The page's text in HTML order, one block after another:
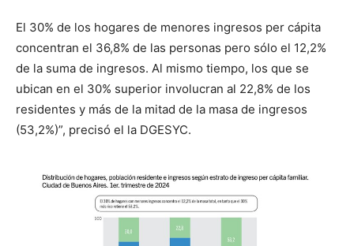
El 30% de los hogares de menores ingresos per cápita
concentran el 36,8% de las personas pero sólo el 12,2%
de la suma de ingresos. Al mismo tiempo, los que se
ubican en el 30% superior involucran al 22,8% de los
residentes y más de la mitad de la masa de ingresos
(53,2%)”, precisó el la DGESYC.